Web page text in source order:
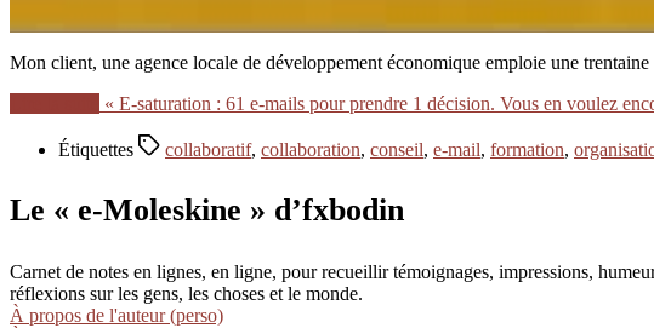
Mon client, une agence locale de développement économique emploie une trentaine
« E-saturation : 61 e-mails pour prendre 1 décision. Vous en voulez
Étiquettes collaboratif, collaboration, conseil, e-mail, formation,
Le « e-Moleskine » d’fxbodin
Carnet de notes en lignes, en ligne, pour recueillir témoignages, impressions,
réflexions sur les gens, les choses et le monde.
À propos de l'auteur (perso)